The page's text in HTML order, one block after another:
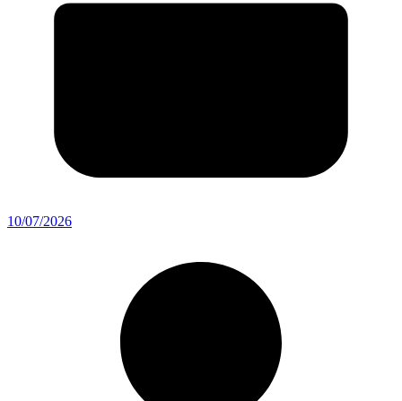
10/07/2026